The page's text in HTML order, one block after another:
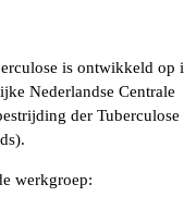
is ontwikkeld op
Nederlandse Centrale
der
werkgroep: